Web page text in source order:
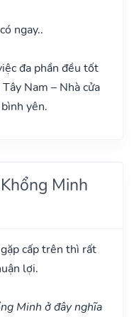
ngay..
đa phần đều tốt
Nam – Nhà cửa
yên.
Minh
cấp trên thì rất
lợi.
Minh ở đây nghĩa